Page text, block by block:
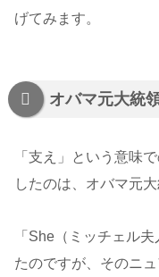
げてみます。
オバマ元大統
「支え」という意味
したのは、オバマ元
「She（ミッチェル
たのですが、そのニ